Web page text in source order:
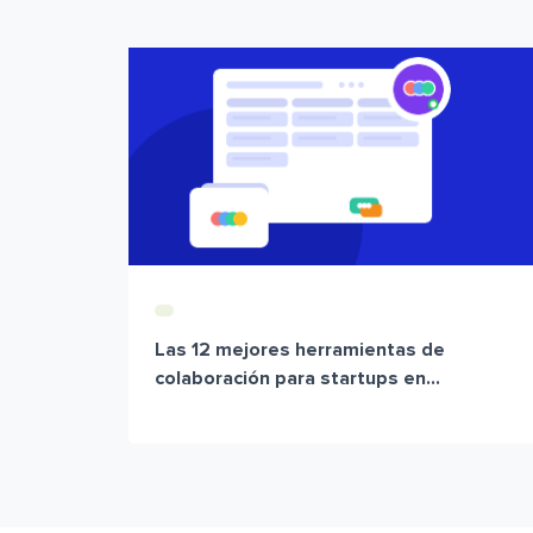
Las 12 mejores herramientas de
colaboración para startups en...